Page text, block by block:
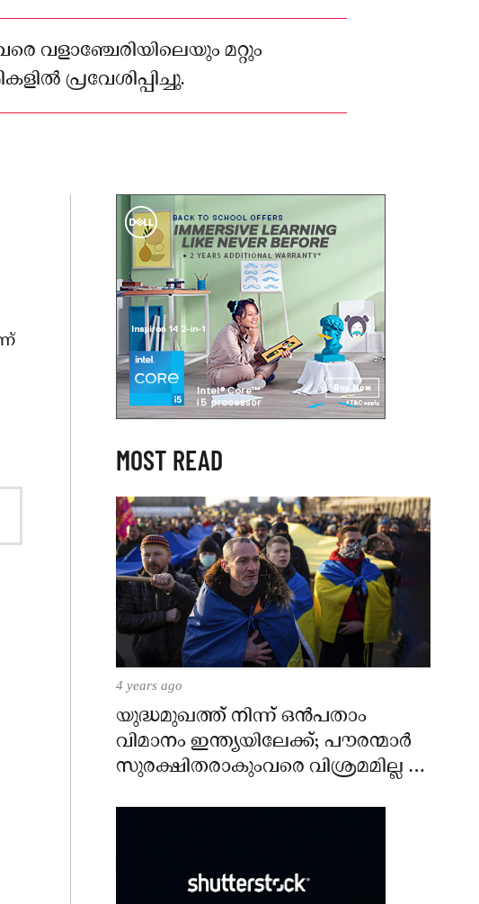
വളാഞ്ചേരിയിലെയും മറ്റും
പ്രവേശിപ്പിച്ചു.
MOST READ
4 years ago
യുദ്ധമുഖത്ത് നിന്ന് ഒൻപതാം
വിമാനം ഇന്ത്യയിലേക്ക്; പൗരന്മാർ
സുരക്ഷിതരാകുംവരെ വിശ്രമമില്ല –